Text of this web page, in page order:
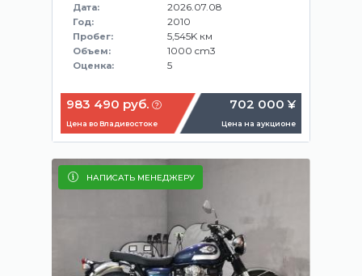
Дата: 2026.07.08
Год: 2010
Пробег: 5,545K км
Объем: 1000 cm3
Оценка: 5
983 490 руб.
Цена во Владивостоке
702 000 ¥
Цена на аукционе
НАПИСАТЬ МЕНЕДЖЕРУ